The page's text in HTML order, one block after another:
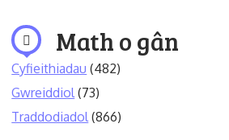
Math o gân
Cyfieithiadau (482)
Gwreiddiol (73)
Traddodiadol (866)